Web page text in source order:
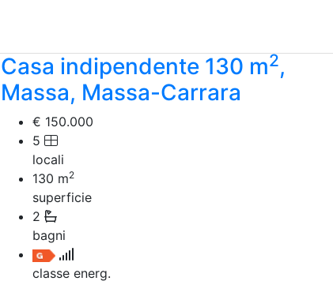
Casa indipendente 130 m2,
Massa, Massa-Carrara
€ 150.000
5
locali
130 m2
superficie
2
bagni
classe energ.